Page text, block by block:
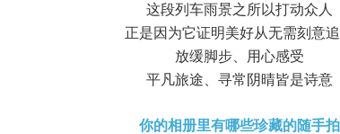
这段列车雨景之所以打动众人
正是因为它证明美好从无需刻意
放缓脚步、用心感受
平凡旅途、寻常阴晴皆是诗意
你的相册里有哪些珍藏的随手拍